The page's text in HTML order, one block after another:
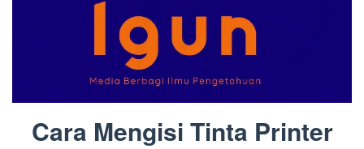
Cara Mengisi Tinta Printer